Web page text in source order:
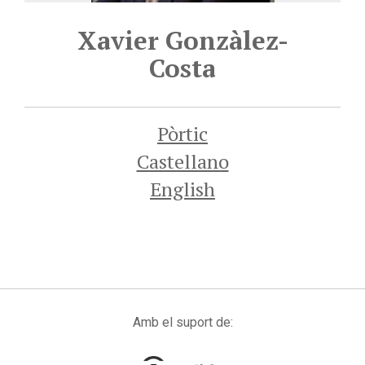
Xavier Gonzàlez-
Costa
Pòrtic
Castellano
English
Amb el suport de: